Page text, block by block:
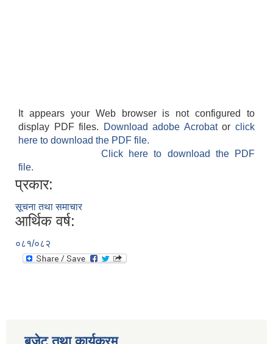
It appears your Web browser is not configured to
display PDF files.
Download adobe Acrobatorclick
here to download the PDF file.
Click here to download the PDF
file.
प्रकार:
सूचना तथा समाचार
आर्थिक वर्ष:
०८१/०८२